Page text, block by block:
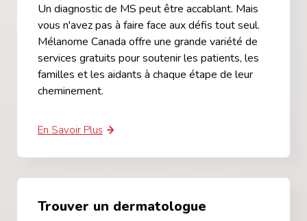
Un diagnostic de MS peut être accablant. Mais
vous n'avez pas à faire face aux défis tout seul.
Mélanome Canada offre une grande variété de
services gratuits pour soutenir les patients, les
familles et les aidants à chaque étape de leur
cheminement.
En Savoir Plus
Trouver un dermatologue